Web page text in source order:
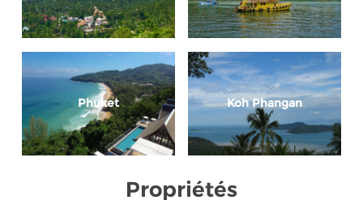
Phuket Koh Phangan
Propriétés